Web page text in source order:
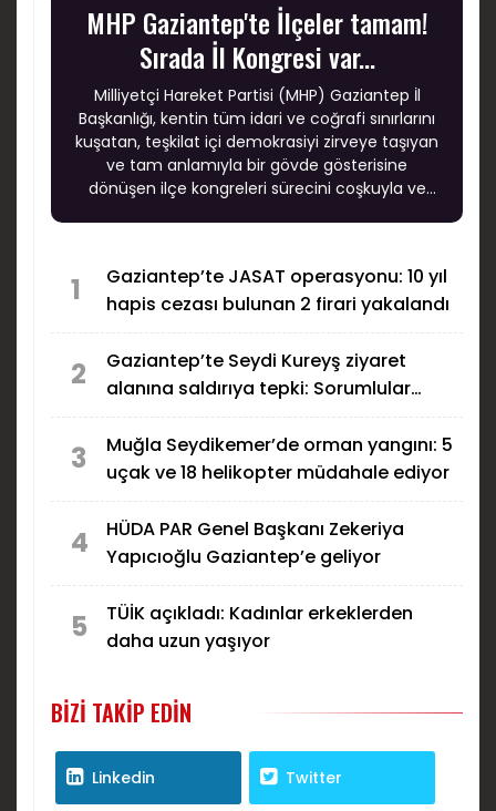
MHP Gaziantep'te İlçeler tamam!
Sırada İl Kongresi var...
Milliyetçi Hareket Partisi (MHP) Gaziantep İl
Başkanlığı, kentin tüm idari ve coğrafi sınırlarını
kuşatan, teşkilat içi demokrasiyi zirveye taşıyan
ve tam anlamıyla bir gövde gösterisine
dönüşen ilçe kongreleri sürecini coşkuyla ve
1
Gaziantep’te JASAT operasyonu: 10 yıl
hapis cezası bulunan 2 firari yakalandı
2
Gaziantep’te Seydi Kureyş ziyaret
alanına saldırıya tepki: Sorumlular
3
Muğla Seydikemer’de orman yangını: 5
uçak ve 18 helikopter müdahale ediyor
4
HÜDA PAR Genel Başkanı Zekeriya
Yapıcıoğlu Gaziantep’e geliyor
5
TÜİK açıkladı: Kadınlar erkeklerden
daha uzun yaşıyor
BIZI TAKIP EDIN
Linkedin Twitter